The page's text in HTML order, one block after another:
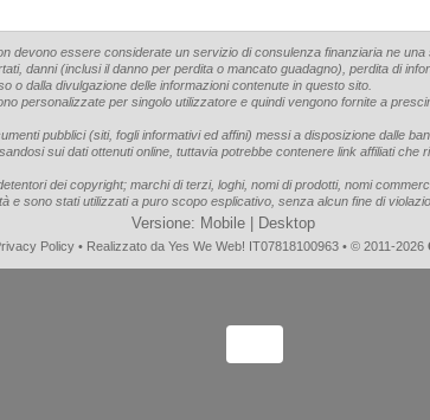
devono essere considerate un servizio di consulenza finanziaria ne
danni (inclusi il danno per perdita o mancato guadagno), perdita di
o dalla divulgazione delle informazioni contenute in questo sito.
personalizzate per singolo utilizzatore e quindi vengono fornite a
pubblici (siti, fogli informativi ed affini) messi a disposizione dalle
sui dati ottenuti online, tuttavia potrebbe contenere link affiliati
dei copyright; marchi di terzi, loghi, nomi di prodotti, nomi
e sono stati utilizzati a puro scopo esplicativo, senza alcun fine di
Versione: Mobile| Desktop
Policy • Realizzato da Yes We Web! IT07818100963 • © 2011-2026